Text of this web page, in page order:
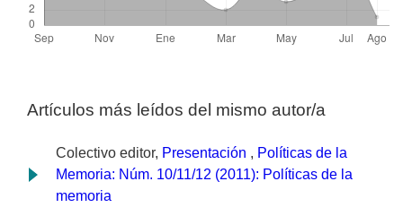
Artículos más leídos del mismo autor/a
Colectivo editor, Presentación , Políticas de la
Memoria: Núm. 10/11/12 (2011): Políticas de la
memoria